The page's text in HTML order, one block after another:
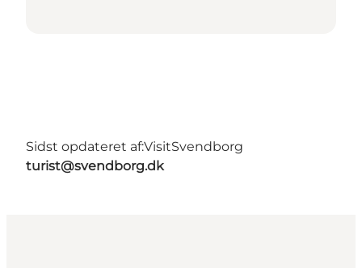
Sidst opdateret af:VisitSvendborg
turist@svendborg.dk